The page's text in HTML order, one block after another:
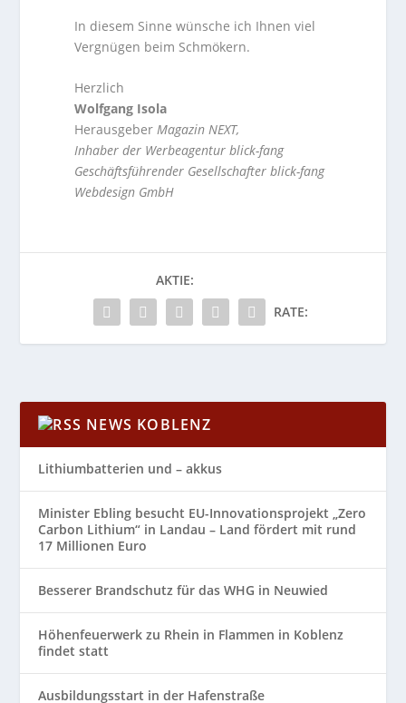
In diesem Sinne wünsche ich Ihnen viel
Vergnügen beim Schmökern.
Herzlich
Wolfgang Isola
HerausgeberMagazin NEXT,
Inhaber der Werbeagentur blick-fang
Geschäftsführender Gesellschafter blick-fang
Webdesign GmbH
AKTIE:
RATE:
NEWS KOBLENZ
Lithiumbatterien und – akkus
Minister Ebling besucht EU-Innovationsprojekt „Zero
Carbon Lithium“ in Landau – Land fördert mit rund
17 Millionen Euro
Besserer Brandschutz für das WHG in Neuwied
Höhenfeuerwerk zu Rhein in Flammen in Koblenz
findet statt
Ausbildungsstart in der Hafenstraße